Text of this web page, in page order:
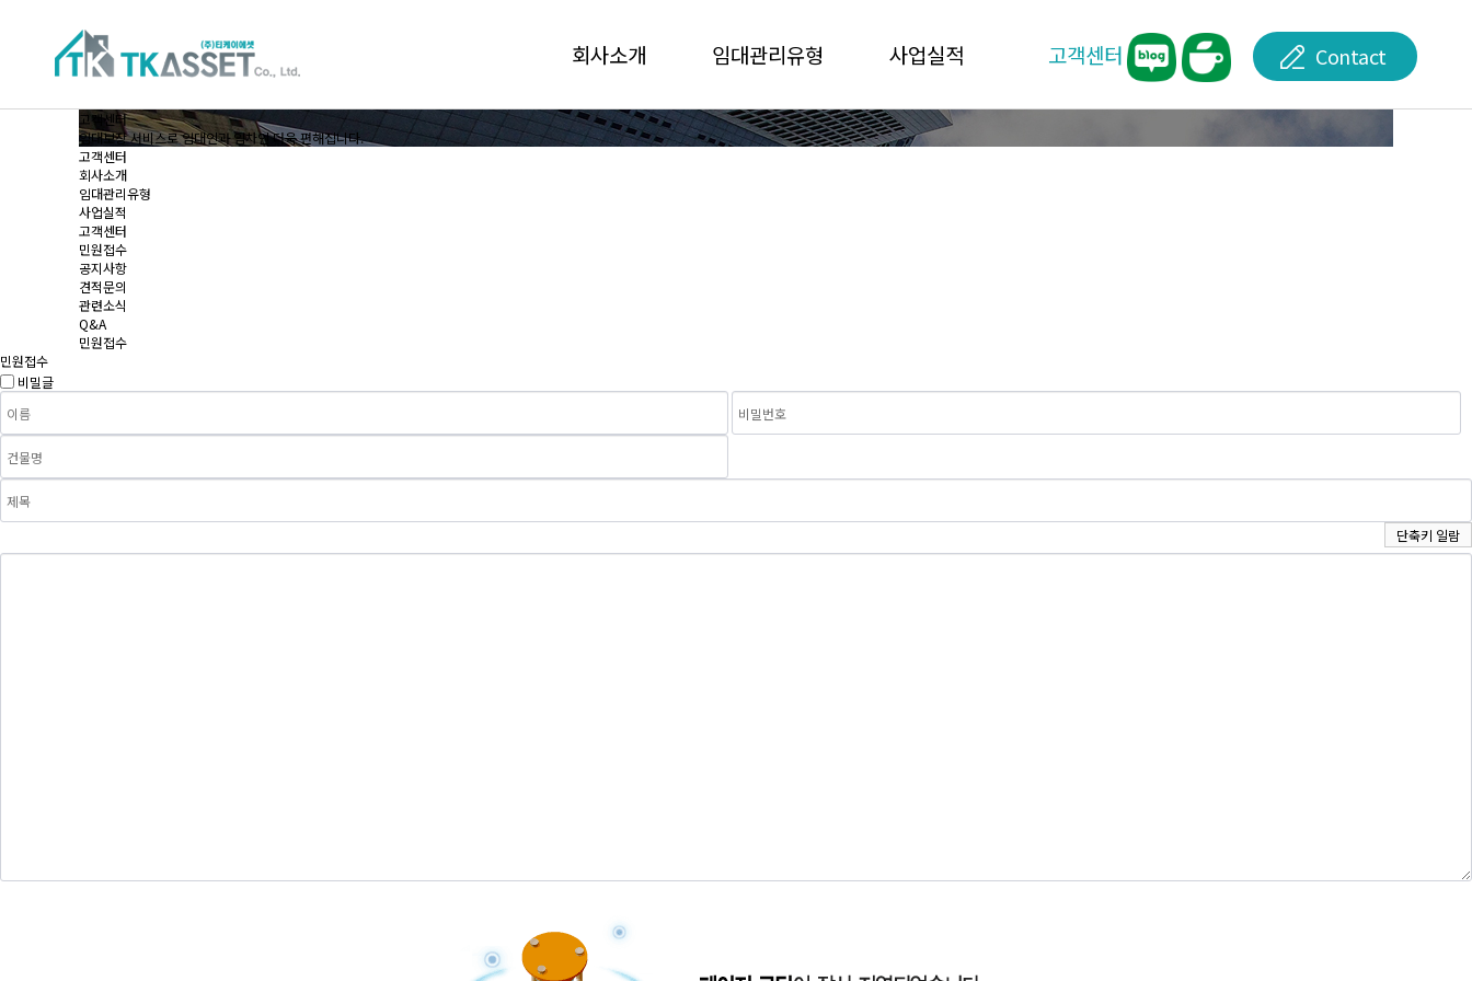
회사소개
임대마스터 연혁
임대관리유형
일반위탁관리형
사업실적
관리단지
고객센터
공지사항
Contact
고객센터
임대보장 서비스로 임대인과 임차인 더욱 편해집니다.
고객센터
회사소개
임대관리유형
사업실적
고객센터
민원접수
공지사항
견적문의
관련소식
Q&A
민원접수
민원접수
비밀글
단축키 일람